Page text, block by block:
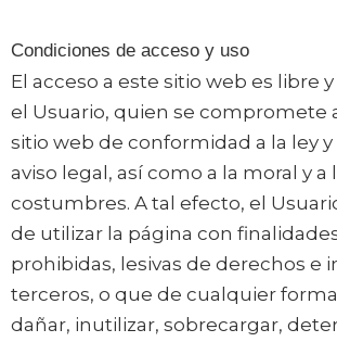
Condiciones de acceso y uso
El acceso a este sitio web es libre
el Usuario, quien se compromete
sitio web de conformidad a la ley
aviso legal, así como a la moral y a
costumbres. A tal efecto, el
de utilizar la página con
prohibidas, lesivas de derechos e
terceros, o que de cualquier
dañar, inutilizar, sobrecargar,